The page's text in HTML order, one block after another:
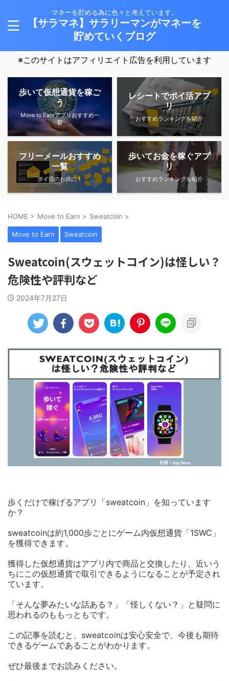
マネーを貯める為に色々と考えています。
【サラマネ】サラリーマンがマネーを
貯めていくブログ
※このサイトはアフィリエイト広告を利用しています
歩いて仮想通貨を稼ご
う
Move to Eanrアプリおすすめ一
覧
レシートでポイ活アプ
リ
おすすめランキングを紹介
フリーメールおすすめ
一覧
ポイ活のお供に！
歩いてお金を稼ぐアプ
リ
おすすめランキングを紹介
HOME > Move to Earn > Sweatcoin >
Move to Earn Sweatcoin
Sweatcoin(スウェットコイン)は怪しい？
危険性や評判など
2024年7月27日
歩くだけで稼げるアプリ「sweatcoin」を知っています
か？
sweatcoinは約1,000歩ごとにゲーム内仮想通貨「1SWC」
を獲得できます。
獲得した仮想通貨はアプリ内で商品と交換したり、近いう
ちにこの仮想通貨で取引できるようになることが予定され
ています。
「そんな夢みたいな話ある？」「怪しくない？」と疑問に
思われるのももっともです。
この記事を読むと、sweatcoinは安心安全で、今後も期待
できるゲームであることがわかります。
ぜひ最後までお読みください。